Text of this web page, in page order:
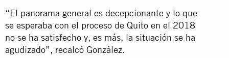
“El panorama general es decepcionante y lo que
se esperaba con el proceso de Quito en el 2018
no se ha satisfecho y, es más, la situación se ha
agudizado”, recalcó González.